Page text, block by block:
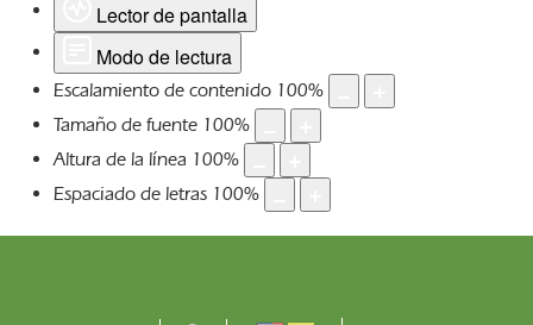
Lector de pantalla
Modo de lectura
Escalamiento de contenido 100%
Tamaño de fuente 100%
Altura de la línea 100%
Espaciado de letras 100%